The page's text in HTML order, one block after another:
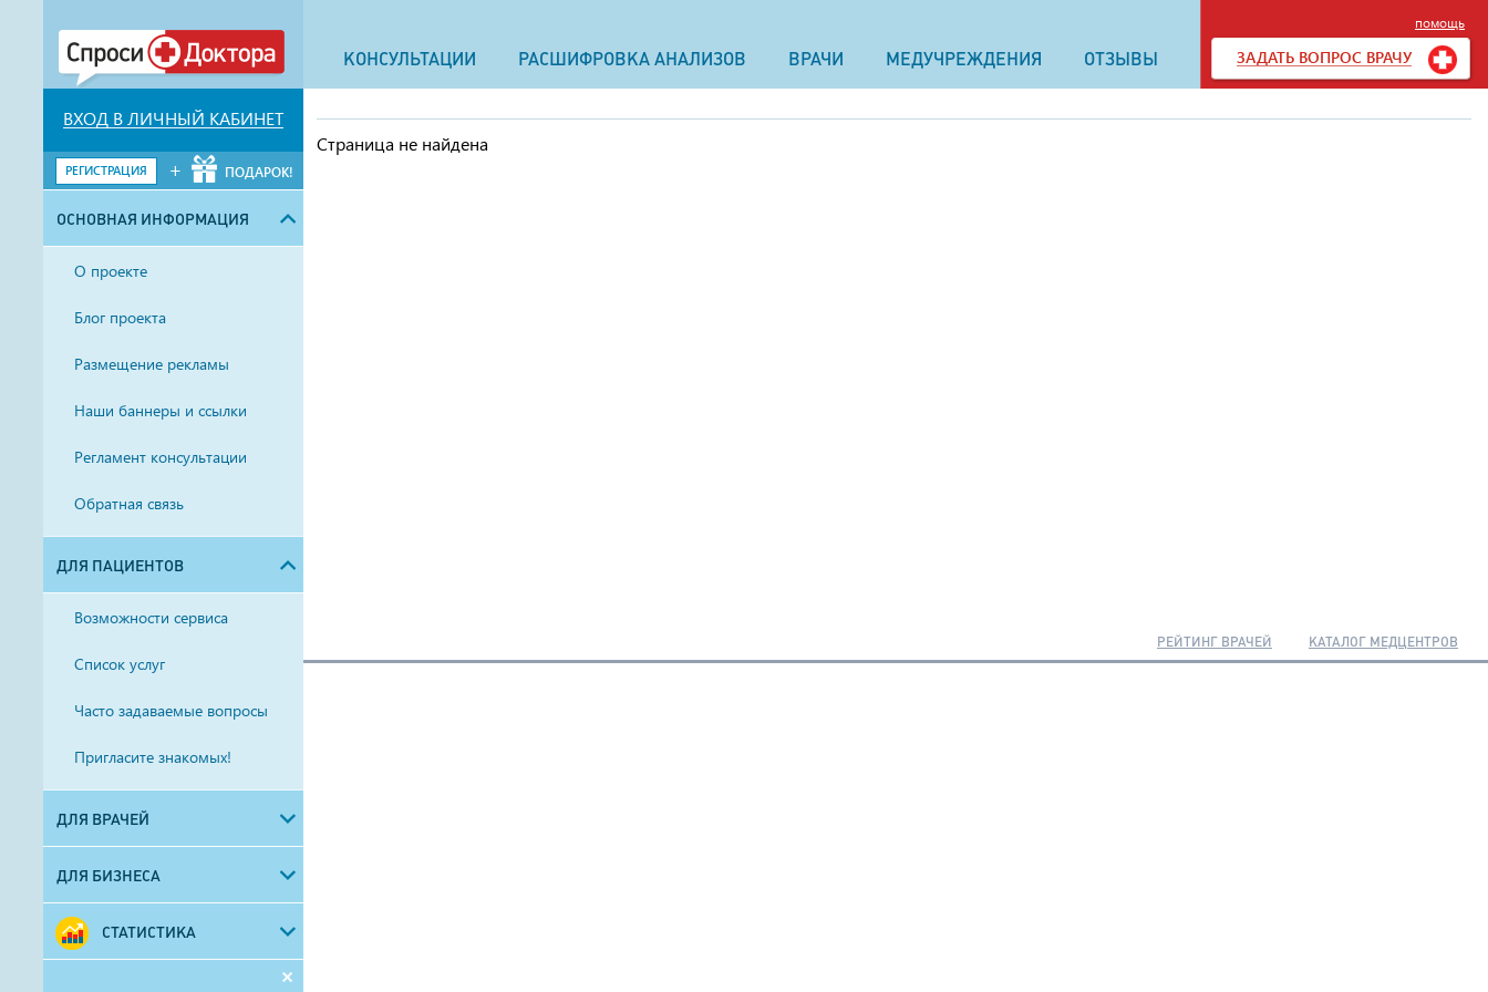
ВХОД В ЛИЧНЫЙ КАБИНЕТ
РЕГИСТРАЦИЯ + ПОДАРОК!
ОСНОВНАЯ ИНФОРМАЦИЯ
О проекте
Блог проекта
Размещение рекламы
Наши баннеры и ссылки
Регламент консультации
Обратная связь
ДЛЯ ПАЦИЕНТОВ
Возможности сервиса
Список услуг
Часто задаваемые вопросы
Пригласите знакомых!
ДЛЯ ВРАЧЕЙ
ДЛЯ БИЗНЕСА
СТАТИСТИКА
помощь
ЗАДАТЬ ВОПРОС ВРАЧУ
КОНСУЛЬТАЦИИ РАСШИФРОВКА АНАЛИЗОВ ВРАЧИ МЕДУЧРЕЖДЕНИЯ ОТЗЫВЫ
Страница не найдена
РЕЙТИНГ ВРАЧЕЙ КАТАЛОГ МЕДЦЕНТРОВ